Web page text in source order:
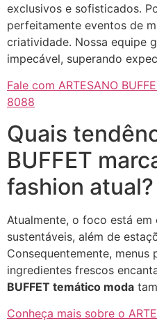
exclusivos e sofisticados.
perfeitamente eventos de
criatividade. Nossa equipe
impecável, superando
Fale com ARTESANO
8088
Quais
BUFFET
fashion atual?
Atualmente, o foco está em
sustentáveis, além de
Consequentemente, menus
ingredientes frescos
BUFFET temático moda
Conheça mais sobre o